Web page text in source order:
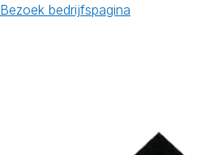
Bezoek bedrijfspagina